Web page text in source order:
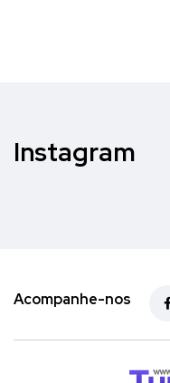
Instagram
Acompanhe-nos